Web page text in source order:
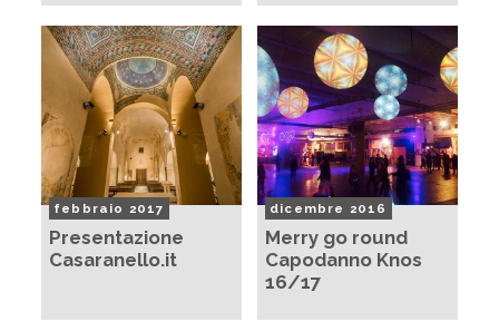
febbraio 2017
Presentazione
Casaranello.it
dicembre 2016
Merry go round
Capodanno Knos
16/17